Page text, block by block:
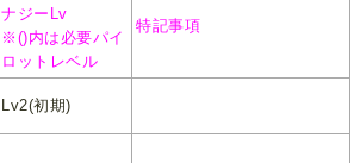
ナジーLv
※()内は必要パイ
ロットレベル
特記事項
Lv2(初期)